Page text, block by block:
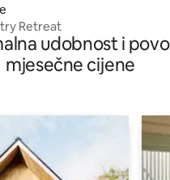
Retreat
udobnost i
mjesečne cijene